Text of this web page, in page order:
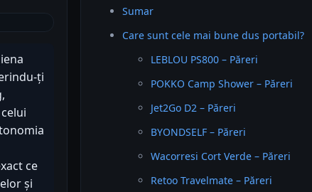
ți
ce
și
Sumar
Care sunt cele mai bune dus portabil?
LEBLOU PS800 – Păreri
POKKO Camp Shower – Păreri
Jet2Go D2 – Păreri
BYONDSELF – Păreri
Wacorresi Cort Verde – Păreri
Retoo Travelmate – Păreri